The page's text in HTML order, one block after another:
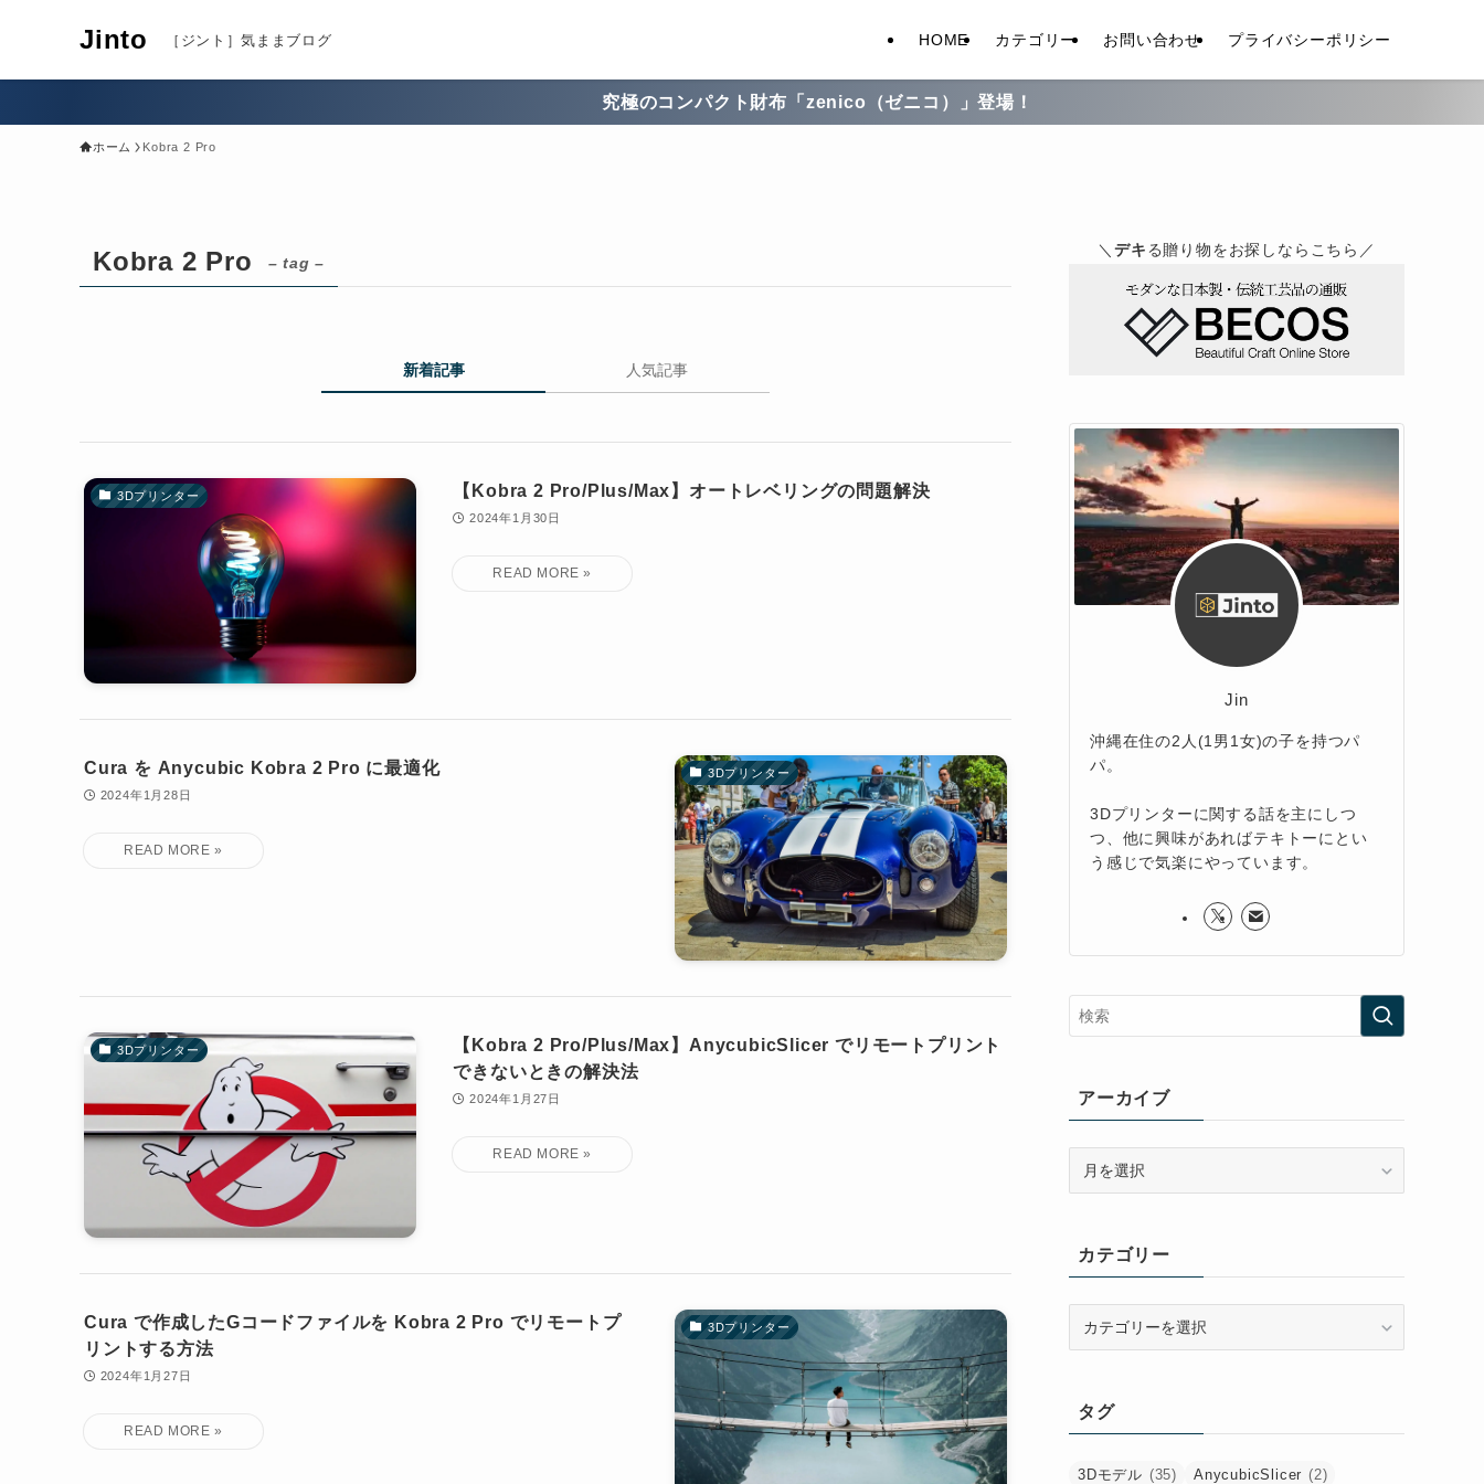
Jinto ［ジント］気ままブログ HOME カテゴリー お問い合わせ プライバシーポリシー
究極のコンパクト財布「zenico（ゼニコ）」登場！
ホーム Kobra 2 Pro
Kobra 2 Pro – tag –
新着記事 人気記事
3Dプリンター 【Kobra 2 Pro/Plus/Max】オートレベリングの問題解決
2024年1月30日
3Dプリンター
Cura を Anycubic Kobra 2 Pro に最適化
2024年1月28日
3Dプリンター
【Kobra 2 Pro/Plus/Max】AnycubicSlicer でリモートプリント
できないときの解決法
2024年1月27日
3Dプリンター
Cura で作成したGコードファイルを Kobra 2 Pro でリモートプ
リントする方法
2024年1月27日
＼ デキる贈り物をお探しならこちら／
Jin
沖縄在住の2人(1男1女)の子を持つパ
パ。
3Dプリンターに関する話を主にしつ
つ、他に興味があればテキトーにとい
う感じで気楽にやっています。
アーカイブ
ブカテゴリー
ータグ
3Dモデル (35) AnycubicSlicer (2)